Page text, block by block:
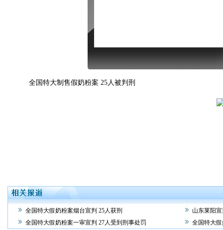
全国特大制售假奶粉案 25人被判刑
全国特大假奶粉案烟台宣判 25人获刑
山东莱阳
全国特大假奶粉案一审宣判 27人受到刑事处罚
全国特大